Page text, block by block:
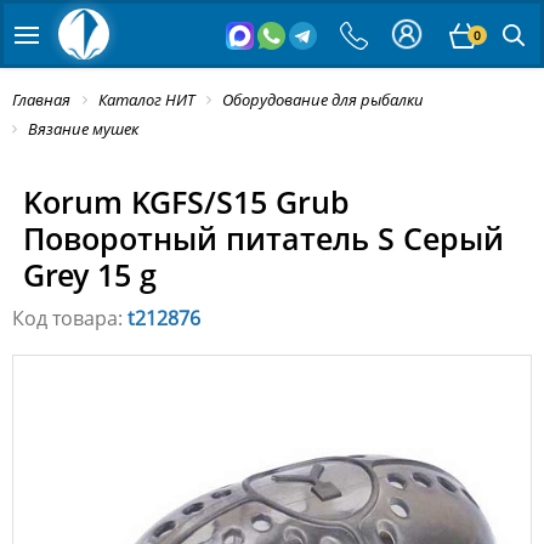
0
Главная Каталог НИТ
Оборудование для рыбалки
Вязание мушек
Korum KGFS/S15 Grub
Поворотный питатель S Серый
Grey 15 g
Код товара: t212876